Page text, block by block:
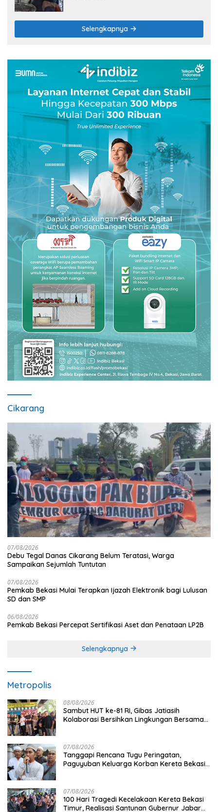
Selengkapnya
Cikarang
07/08/2026
Debu Tegal Danas Cikarang Belum Teratasi, Warga
Sampaikan Sejumlah Tuntutan
07/08/2026
Pemkab Bekasi Mulai Terapkan Ijazah Elektronik bagi Lulusan
SD dan SMP
06/08/2026
Pemkab Bekasi Percepat Sertifikasi Aset dan Penataan LP2B
Selengkapnya
Metropolis
08/08/2026
Sambut HUT ke-81 RI, Gibas Jatiasih
Kolaborasi Bersihkan Lingkungan Bersama
07/08/2026
Tanggapi Rencana Tugu Peringatan,
Paguyuban Keluarga Korban Kereta Bekasi
07/08/2026
100 Hari Tragedi Kecelakaan Kereta Bekasi
Timur, Realisasi Santunan Gubernur Jabar